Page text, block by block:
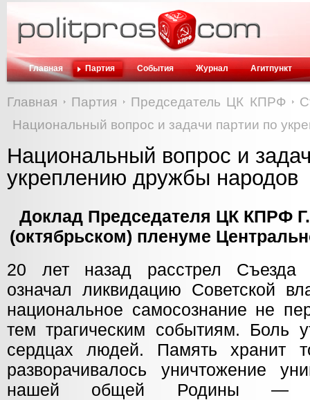
Главная Партия События Журнал Агитпункт
Главная Партия Председатель ЦК КПРФ
Национальный вопрос и задачи партии по
Национальный вопрос и
укреплению дружбы народов
Доклад Председателя ЦК КПРФ
(октябрьском) пленуме
20 лет назад расстрел Съезда
означал ликвидацию Советской
национальное самосознание не
тем трагическим событиям. Боль
сердцах людей. Память хранит
разворачивалось уничтожение
нашей общей Родины —